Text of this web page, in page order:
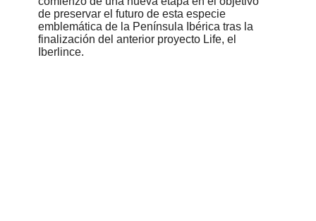
de preservar el futuro de esta especie
emblemática de la Península Ibérica tras la
finalización del anterior proyecto Life, el
Iberlince.